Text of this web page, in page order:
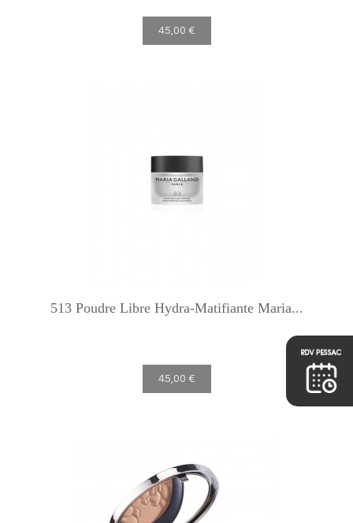
45,00 €
513 Poudre Libre Hydra-Matifiante Maria...
45,00 €